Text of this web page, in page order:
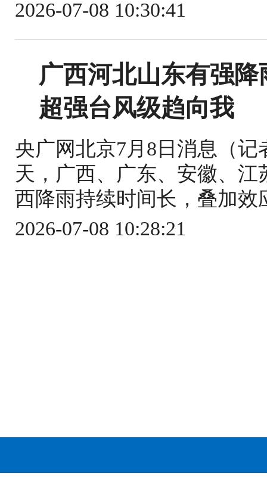
2026-07-08 10:30:41
广西河北山东有强
超强台风级趋向我
央广网北京7月8日消息（
天，广西、广东、安徽、
西降雨持续时间长，叠加
2026-07-08 10:28:21